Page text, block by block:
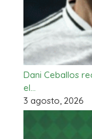
Dani Ceballos
el…
3 agosto, 2026